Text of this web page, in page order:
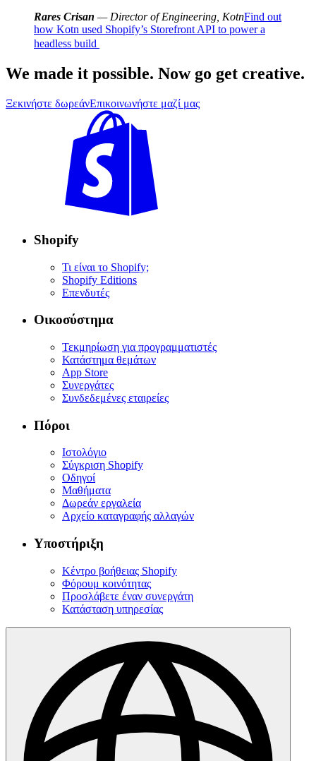
Rares Crisan — Director of Engineering, KotnFind out
how Kotn used Shopify’s Storefront API to power a
headless build
We made it possible. Now go get creative.
Ξεκινήστε δωρεάνΕπικοινωνήστε μαζί μας
Shopify
Τι είναι το Shopify;
Shopify Editions
Επενδυτές
Οικοσύστημα
Τεκμηρίωση για προγραμματιστές
Κατάστημα θεμάτων
App Store
Συνεργάτες
Συνδεδεμένες εταιρείες
Πόροι
Ιστολόγιο
Σύγκριση Shopify
Οδηγοί
Μαθήματα
Δωρεάν εργαλεία
Αρχείο καταγραφής αλλαγών
Υποστήριξη
Κέντρο βοήθειας Shopify
Φόρουμ κοινότητας
Προσλάβετε έναν συνεργάτη
Κατάσταση υπηρεσίας